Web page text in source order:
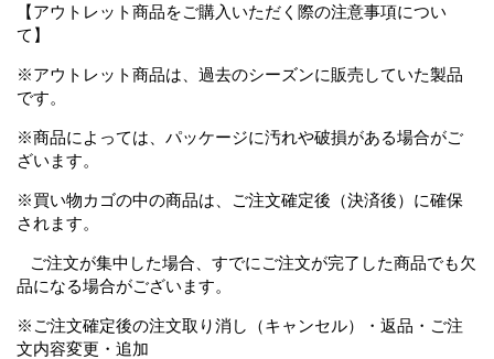
【アウトレット商品をご購入いただく際の注意事項につい
て】
※アウトレット商品は、過去のシーズンに販売していた製品
です。
※商品によっては、パッケージに汚れや破損がある場合がご
ざいます。
※買い物カゴの中の商品は、ご注文確定後（決済後）に確保
されます。
ご注文が集中した場合、すでにご注文が完了した商品でも欠
品になる場合がございます。
※ご注文確定後の注文取り消し（キャンセル）・返品・ご注
文内容変更・追加